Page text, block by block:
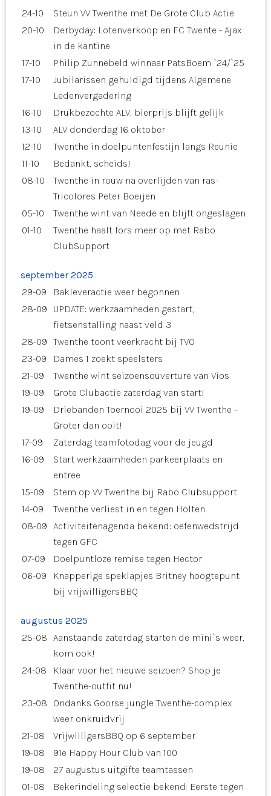
24-10
Steun VV Twenthe met De Grote Club Actie
20-10
Derbyday: Lotenverkoop en FC Twente - Ajax
in de kantine
17-10
Philip Zunnebeld winnaar PatsBoem `24/`25
17-10
Jubilarissen gehuldigd tijdens Algemene
Ledenvergadering
16-10
Drukbezochte ALV, bierprijs blijft gelijk
13-10
ALV donderdag 16 oktober
12-10
Twenthe in doelpuntenfestijn langs Reünie
11-10
Bedankt, scheids!
08-10
Twenthe in rouw na overlijden van ras-
Tricolores Peter Boeijen
05-10
Twenthe wint van Neede en blijft ongeslagen
01-10
Twenthe haalt fors meer op met Rabo
ClubSupport
september 2025
29-09
Bakleveractie weer begonnen
28-09
UPDATE: werkzaamheden gestart,
fietsenstalling naast veld 3
28-09 Twenthe toont veerkracht bij TVO
23-09
Dames 1 zoekt speelsters
21-09
Twenthe wint seizoensouverture van Vios
19-09
Grote Clubactie zaterdag van start!
19-09
Driebanden Toernooi 2025 bij VV Twenthe –
Groter dan ooit!
17-09
Zaterdag teamfotodag voor de jeugd
16-09
Start werkzaamheden parkeerplaats en
entree
15-09
Stem op VV Twenthe bij Rabo Clubsupport
14-09
Twenthe verliest in en tegen Holten
08-09 Activiteitenagenda bekend: oefenwedstrijd
tegen GFC
07-09
Doelpuntloze remise tegen Hector
06-09
Knapperige speklapjes Britney hoogtepunt
bij vrijwilligersBBQ
augustus 2025
25-08 Aanstaande zaterdag starten de mini`s weer,
kom ook!
24-08
Klaar voor het nieuwe seizoen? Shop je
Twenthe-outfit nu!
23-08
Ondanks Goorse jungle Twenthe-complex
weer onkruidvrij
21-08
VrijwilligersBBQ op 6 september
19-08
91e Happy Hour Club van 100
19-08
27 augustus uitgifte teamtassen
01-08
Bekerindeling selectie bekend: Eerste tegen